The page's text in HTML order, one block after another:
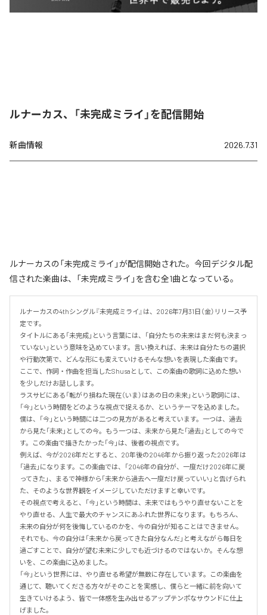
ルナーカス、「未完成ミライ」を配信開始
新曲情報 2026.7.31
ルナーカスの「未完成ミライ」が配信開始された。今回デジタル配
信された楽曲は、「未完成ミライ」を含む全1曲となっている。
ルナーカスの4thシングル『未完成ミライ』は、2026年7月31日（金）リリース予
定です。
タイトルにある「未完成」という言葉には、「自分たちの未来はまだ何も決まっ
ていない」という意味を込めています。言い換えれば、未来は自分たちの選択
や行動次第で、どんな形にも変えていける――そんな想いを表現した楽曲です。
ここで、作詞・作曲を担当したShusaとして、この楽曲の歌詞に込めた想い
を少しだけお話しします。
ラスサビにある「転がり損ねた現在（いま）はあの日の未来」という歌詞には、
「今」という時間をどのような視点で捉えるか、というテーマを込めました。
僕は、「今」という時間には二つの見方があると考えています。一つは、過去
から見た「未来」としての今。もう一つは、未来から見た「過去」としての今で
す。この楽曲で描きたかった「今」は、後者の視点です。
例えば、今が2026年だとすると、20年後の2046年から振り返った2026年は
「過去」になります。この楽曲では、「2046年の自分が、一度だけ2026年に戻
ってきた」、まるで神様から「未来から過去へ一度だけ戻っていい」と告げられ
た、そのような世界観をイメージしていただけますと幸いです。
その視点で考えると、「今」という時間は、未来ではもうやり直せないことを
やり直せる、人生で最大のチャンスにあふれた世界になります。もちろん、
未来の自分が何を後悔しているのかを、今の自分が知ることはできません。
それでも、今の自分は「未来から戻ってきた自分なんだ」と考えながら毎日を
過ごすことで、自分が望む未来に少しでも近づけるのではないか。そんな想
いを、この楽曲に込めました。
「今」という世界には、やり直せる希望が無数に存在しています。この楽曲を
通じて、聴いてくださる方々がそのことを実感し、僕らと一緒に前を向いて
生きていけるよう、皆で一体感を生み出せるアップテンポなサウンドに仕上
げました。